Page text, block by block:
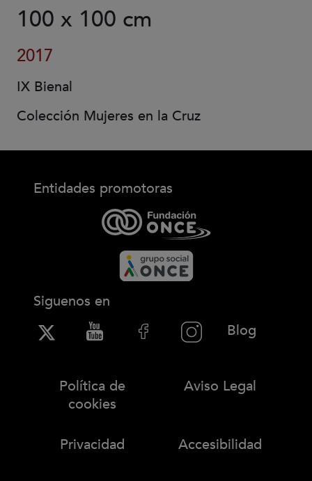
100 x 100 cm
2017
IX Bienal
Colección Mujeres en la Cruz
Entidades promotoras
Siguenos en
Blog
Política de
cookies
Aviso Legal
Privacidad Accesibilidad